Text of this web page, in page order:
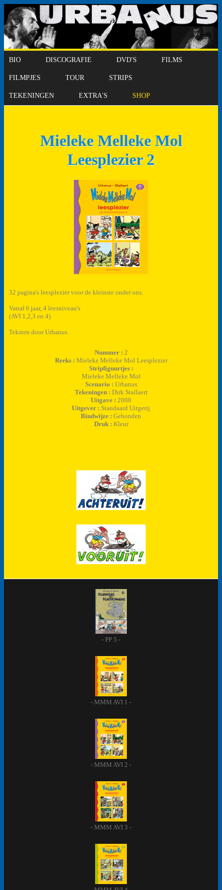
BIO DISCOGRAFIE DVD'S FILMS
FILMPJES TOUR STRIPS
TEKENINGEN EXTRA'S SHOP
Mieleke Melleke Mol
Leesplezier 2
32 pagina's leesplezier voor de kleinste onder ons.
Vanaf 6 jaar, 4 leesniveau's
(AVI 1,2,3 en 4)
Teksten door Urbanus.
Nummer : 2
Reeks : Mieleke Melleke Mol Leesplezier
Stripfiguurtjes :
Mieleke Melleke Mol
Scenario : Urbanus
Tekeningen : Dirk Stallaert
Uitgave : 2008
Uitgever : Standaard Uitgerij
Bindwijze : Gebonden
Druk : Kleur
- PP 5 -
- MMM AVI 1 -
- MMM AVI 2 -
- MMM AVI 3 -